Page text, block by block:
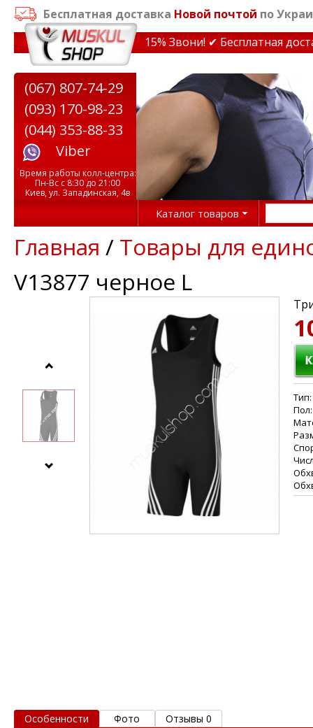
Бесплатная доставка Новой почтой по
на тренажеры до 15% Звони! ✔ Бесплатная
(067) 807-74-29
(093) 170-98-23
(044) 353-88-33
Viber
Время работы колл-центра:
Пн-Вс с 8:30 до 21:00
Киев, ул. Западинская, 4в
Каталог товаров
Главная / Товары для
V13877 черное L
Особенности Фото Отзывы 0